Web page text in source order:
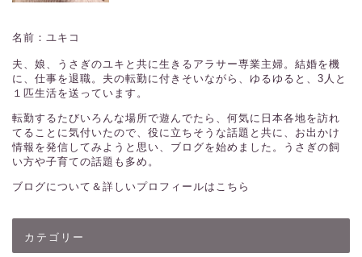
名前：ユキコ
夫、娘、うさぎのユキと共に生きるアラサー専業主婦。結婚を機
に、仕事を退職。夫の転勤に付きそいながら、ゆるゆると、3人と
１匹生活を送っています。
転勤するたびいろんな場所で遊んでたら、何気に日本各地を訪れ
てることに気付いたので、役に立ちそうな話題と共に、お出かけ
情報を発信してみようと思い、ブログを始めました。うさぎの飼
い方や子育ての話題も多め。
ブログについて＆詳しいプロフィールはこちら
カテゴリー